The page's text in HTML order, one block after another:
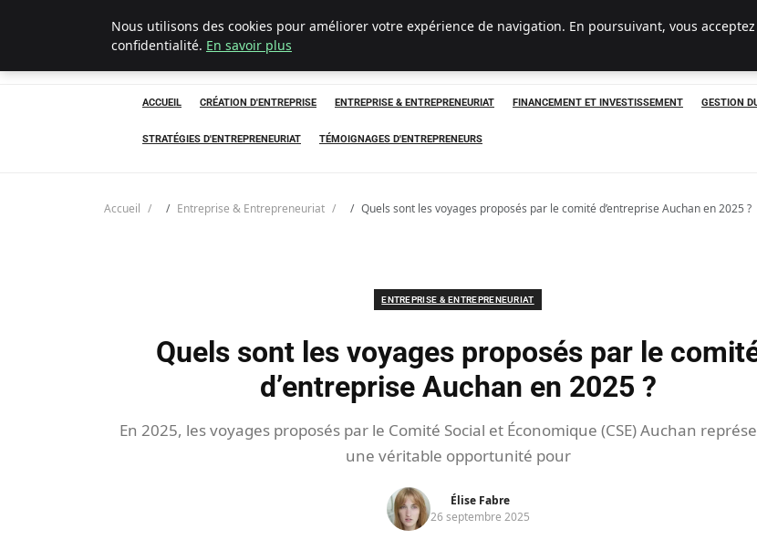
LECFCM
ACCUEIL CRÉATION D'ENTREPRISE ENTREPRISE & ENTREPRENEURIAT FINANCEMENT ET INVESTISSEMENT GESTION
STRATÉGIES D'ENTREPRENEURIAT TÉMOIGNAGES D'ENTREPRENEURS
Accueil Entreprise & Entrepreneuriat Quels sont les voyages proposés par le comité d’entreprise Auchan en 2025 ?
ENTREPRISE & ENTREPRENEURIAT
Quels sont les voyages proposés par le
d’entreprise Auchan en 2025 ?
En 2025, les voyages proposés par le Comité Social et Économique (CSE) Auchan
une véritable opportunité pour
Élise Fabre
26 septembre 2025
Nous utilisons des cookies pour améliorer votre expérience de navigation. En poursuivant, vous
confidentialité. En savoir plus